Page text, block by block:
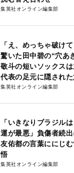
集英社オンライン編集部
「え、めっちゃ破け
驚いた田中碧の“穴あ
敬斗の短いソックス
代表の足元に隠され
集英社オンライン編集部
「いきなりブラジル
運が最悪」負傷者続
友佑都の言葉ににじ
悟
集英社オンライン編集部